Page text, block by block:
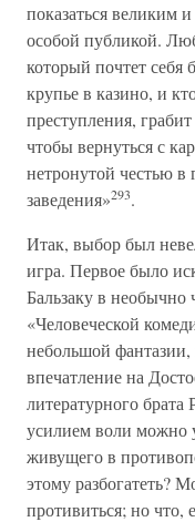
показаться великим
особой публикой.
который почтет себя
крупье в казино, и
преступления,
чтобы вернуться с
нетронутой честью в
заведения»293.
Итак, выбор был
игра. Первое было
Бальзаку в необычно
«Человеческой
небольшой фантазии,
впечатление на
литературного
усилием воли можно
живущего в
этому разбогатеть?
противиться; но что,